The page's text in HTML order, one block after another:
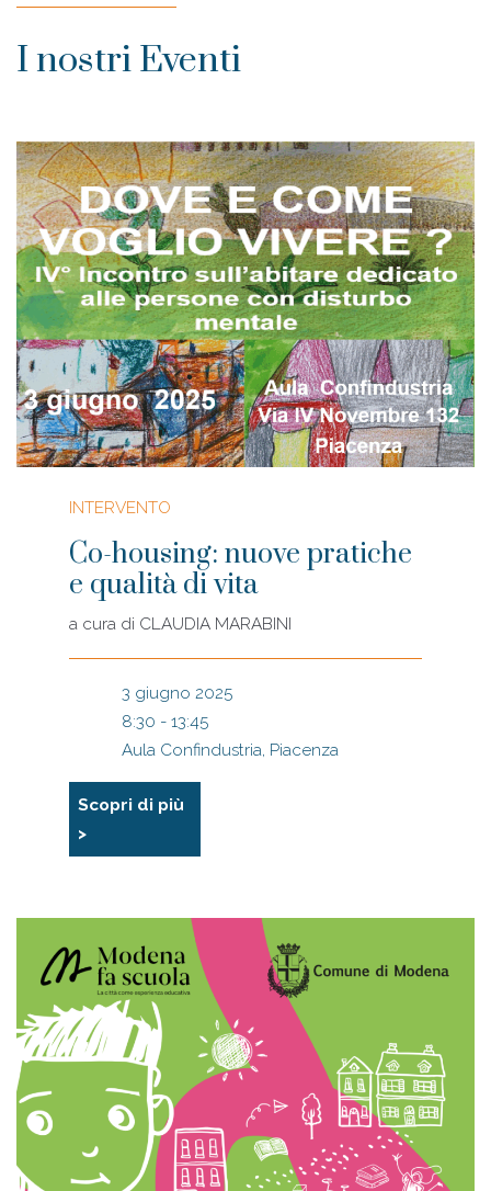
I nostri Eventi
INTERVENTO
Co-housing: nuove pratiche
e qualità di vita
a cura di CLAUDIA MARABINI
3 giugno 2025
8:30 - 13:45
Aula Confindustria, Piacenza
Scopri di più
>